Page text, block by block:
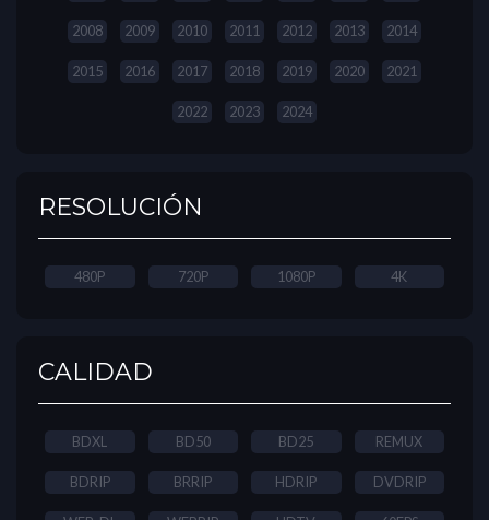
2008 2009 2010 2011 2012 2013 2014
2015 2016 2017 2018 2019 2020 2021
2022 2023 2024
RESOLUCIÓN
480P 720P 1080P 4K
CALIDAD
BDXL BD50 BD25 REMUX
BDRIP BRRIP HDRIP DVDRIP